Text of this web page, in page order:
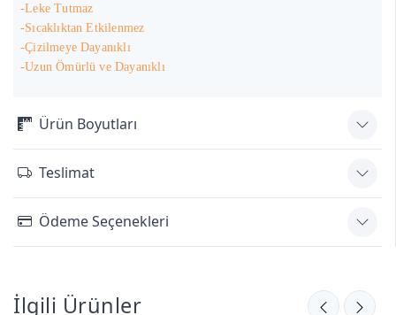
-Leke Tutmaz
-Sıcaklıktan Etkilenmez
-Çizilmeye Dayanıklı
-Uzun Ömürlü ve Dayanıklı
Ürün Boyutları
Teslimat
Ödeme Seçenekleri
İlgili Ürünler